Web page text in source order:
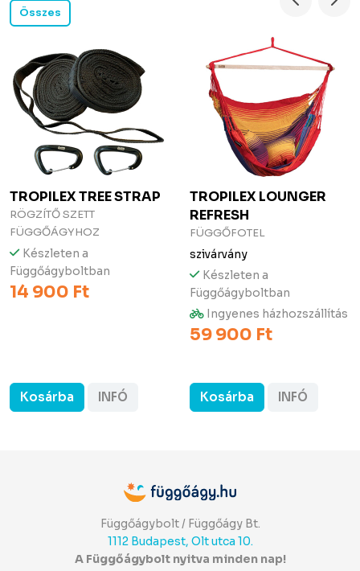
Összes
TROPILEXTREE STRAP
RÖGZÍTŐ SZETT
FÜGGŐÁGYHOZ
Készleten a
Függőágyboltban
14 900 Ft
Kosárba INFÓ
TROPILEXLOUNGER
REFRESH
FÜGGŐFOTEL
szivárvány
Készleten a
Függőágyboltban
Ingyenes házhozszállítás
59 900 Ft
Kosárba INFÓ
Függőágybolt / Függőágy Bt.
1112 Budapest, Olt utca 10.
A Függőágybolt nyitva minden nap!